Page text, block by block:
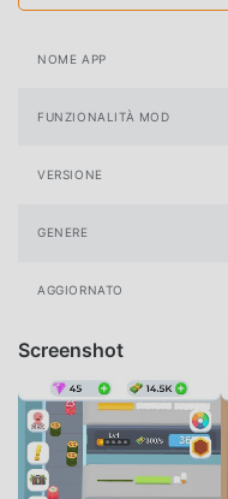
NOME APP
FUNZIONALITÀ MOD
VERSIONE
GENERE
AGGIORNATO
Screenshot